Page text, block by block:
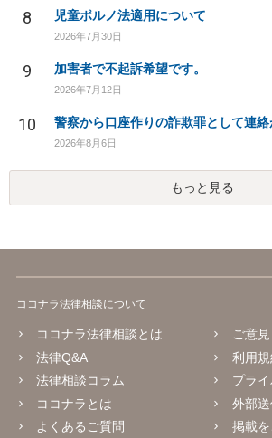
8 児童ポルノ法適用について
2026年7月30日
9 加害者で不起訴希望です。
2026年7月12日
10 警察から口座作りの詐欺罪として連絡
2026年8月6日
もっと見る
ココナラ法律相談について
ココナラ法律相談とは
法律Q&A
法律相談コラム
ココナラとは
よくあるご質問
ご意
利用規
プラ
外部
掲載